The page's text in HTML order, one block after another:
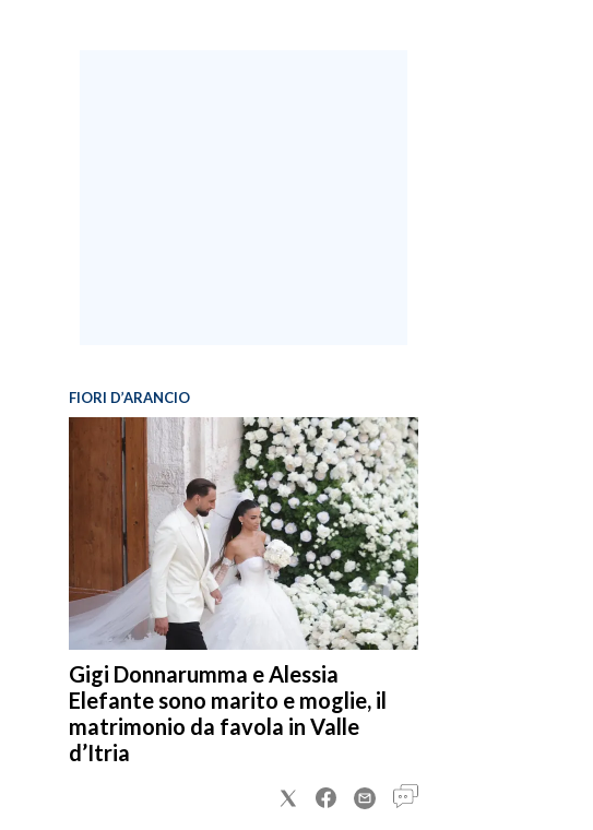
FIORI D’ARANCIO
Gigi Donnarumma e Alessia
Elefante sono marito e moglie, il
matrimonio da favola in Valle
d’Itria